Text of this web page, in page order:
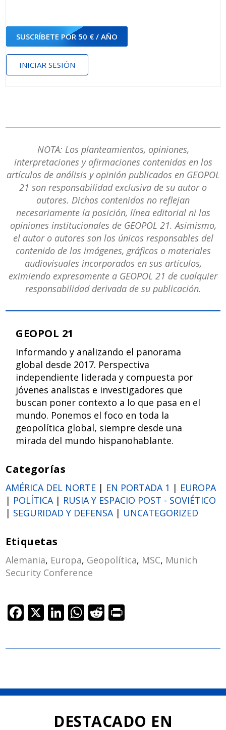
SUSCRÍBETE POR 50 € / AÑO
INICIAR SESIÓN
NOTA: Los planteamientos, opiniones,
interpretaciones y afirmaciones contenidas en los
artículos de análisis y opinión publicados en GEOPOL
21 son responsabilidad exclusiva de su autor o
autores. Dichos contenidos no reflejan
necesariamente la posición, línea editorial ni las
opiniones institucionales de GEOPOL 21. Asimismo,
el autor o autores son los únicos responsables del
contenido de las imágenes, gráficos o materiales
audiovisuales incorporados en sus artículos,
eximiendo expresamente a GEOPOL 21 de cualquier
responsabilidad derivada de su publicación.
GEOPOL 21
Informando y analizando el panorama
global desde 2017. Perspectiva
independiente liderada y compuesta por
jóvenes analistas e investigadores que
buscan poner contexto a lo que pasa en el
mundo. Ponemos el foco en toda la
geopolítica global, siempre desde una
mirada del mundo hispanohablante.
Categorías
AMÉRICA DEL NORTE | EN PORTADA 1 | EUROPA
| POLÍTICA| RUSIA Y ESPACIO POST - SOVIÉTICO
| SEGURIDAD Y DEFENSA| UNCATEGORIZED
Etiquetas
Alemania, Europa, Geopolítica, MSC, Munich
Security Conference
F
e
o
X Li
k
n
W
at
p
R
d t
DESTACADO EN